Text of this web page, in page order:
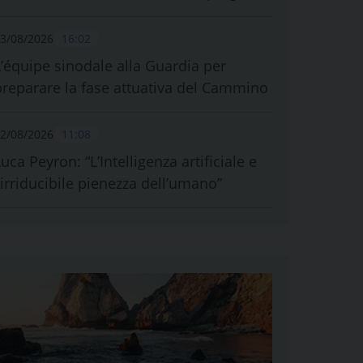
08/2026
sinodale alla Guardia per
la fase attuativa del Cammino
08/2026
Peyron: “L’Intelligenza artificiale e
pienezza dell’umano”